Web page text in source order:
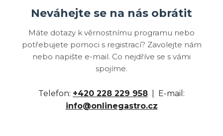
Neváhejte se na nás obrátit
Máte dotazy k věrnostnímu programu nebo
potřebujete pomoci s registrací? Zavolejte nám
nebo napište e-mail. Co nejdříve se s vámi
spojíme.
Telefon: +420 228 229 958 | E-mail:
info@onlinegastro.cz